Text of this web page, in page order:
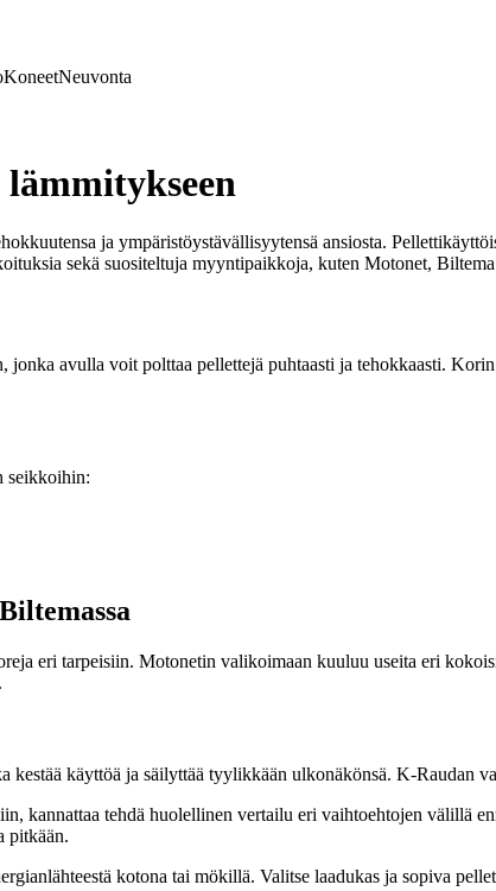
KoneetNeuvonta
ja ympäristöystävällisyytensä ansiosta.
sekä suositeltuja myyntipaikkoja, kuten Motonet,
avulla voit polttaa pellettejä puhtaasti ja tehokkaasti.
seikkoihin:
eri tarpeisiin. Motonetin valikoimaan kuuluu useita eri
käyttöä ja säilyttää tyylikkään ulkonäkönsä. K-Raudan
kannattaa tehdä huolellinen vertailu eri vaihtoehtojen välillä
pitkään.
kotona tai mökillä. Valitse laadukas ja sopiva